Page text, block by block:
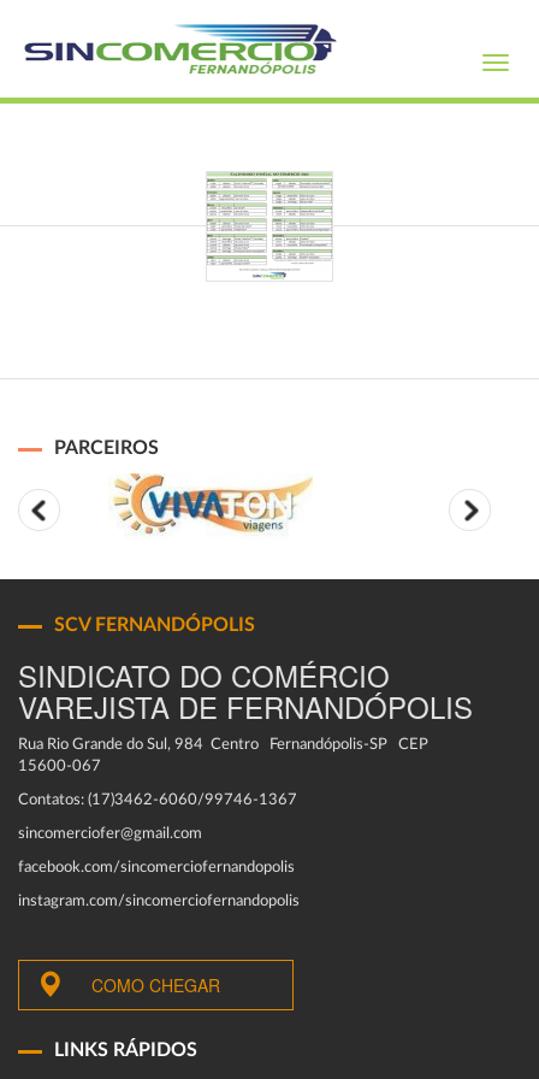
PARCEIROS
SCV FERNANDÓPOLIS
SINDICATO DO COMÉRCIO
VAREJISTA DE FERNANDÓPOLIS
Rua Rio Grande do Sul, 984 Centro Fernandópolis-SP CEP
15600-067
Contatos: (17)3462-6060/99746-1367
sincomerciofer@gmail.com
facebook.com/sincomerciofernandopolis
instagram.com/sincomerciofernandopolis
COMO CHEGAR
LINKS RÁPIDOS